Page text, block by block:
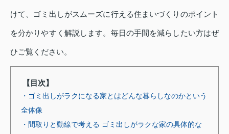
けて、ゴミ出しがスムーズに行える住まいづくりのポイント
を分かりやすく解説します。毎日の手間を減らしたい方はぜ
ひご覧ください。
【目次】
・ゴミ出しがラクになる家とはどんな暮らしなのかという
全体像
・間取りと動線で考える ゴミ出しがラクな家の具体的な